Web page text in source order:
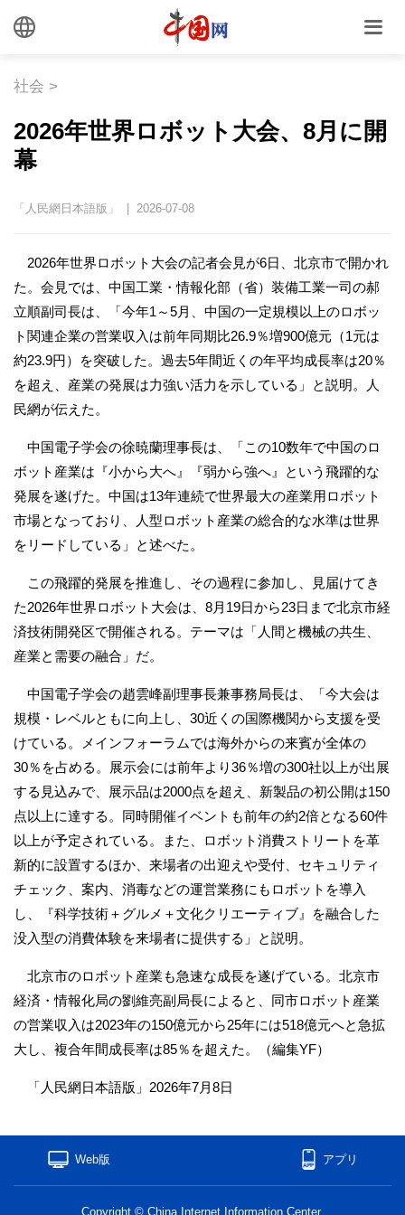
社会 >
2026年世界ロボット大会、8月に開
幕
「人民網日本語版」 | 2026-07-08
2026年世界ロボット大会の記者会見が6日、北京市で開かれ
た。会見では、中国工業・情報化部（省）装備工業一司の郝
立順副司長は、「今年1～5月、中国の一定規模以上のロボッ
ト関連企業の営業収入は前年同期比26.9％増900億元（1元は
約23.9円）を突破した。過去5年間近くの年平均成長率は20％
を超え、産業の発展は力強い活力を示している」と説明。人
民網が伝えた。
中国電子学会の徐暁蘭理事長は、「この10数年で中国のロ
ボット産業は『小から大へ』『弱から強へ』という飛躍的な
発展を遂げた。中国は13年連続で世界最大の産業用ロボット
市場となっており、人型ロボット産業の総合的な水準は世界
をリードしている」と述べた。
この飛躍的発展を推進し、その過程に参加し、見届けてき
た2026年世界ロボット大会は、8月19日から23日まで北京市経
済技術開発区で開催される。テーマは「人間と機械の共生、
産業と需要の融合」だ。
中国電子学会の趙雲峰副理事長兼事務局長は、「今大会は
規模・レベルともに向上し、30近くの国際機関から支援を受
けている。メインフォーラムでは海外からの来賓が全体の
30％を占める。展示会には前年より36％増の300社以上が出展
する見込みで、展示品は2000点を超え、新製品の初公開は150
点以上に達する。同時開催イベントも前年の約2倍となる60件
以上が予定されている。また、ロボット消費ストリートを革
新的に設置するほか、来場者の出迎えや受付、セキュリティ
チェック、案内、消毒などの運営業務にもロボットを導入
し、『科学技術＋グルメ＋文化クリエーティブ』を融合した
没入型の消費体験を来場者に提供する」と説明。
北京市のロボット産業も急速な成長を遂げている。北京市
経済・情報化局の劉維亮副局長によると、同市ロボット産業
の営業収入は2023年の150億元から25年には518億元へと急拡
大し、複合年間成長率は85％を超えた。（編集YF）
「人民網日本語版」2026年7月8日
Web版 アプリ
Copyright © China Internet Information Center.